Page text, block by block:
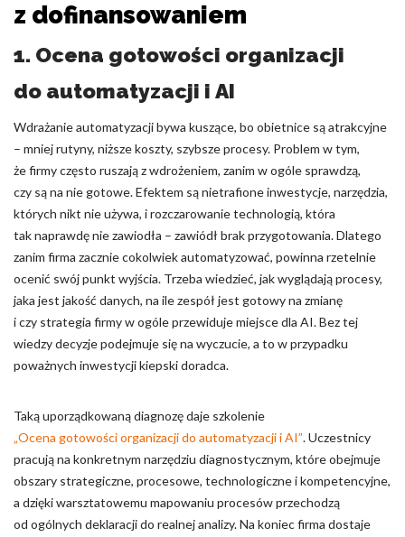
z dofinansowaniem
1. Ocena gotowości organizacji
do automatyzacji i AI
Wdrażanie automatyzacji bywa kuszące, bo obietnice są atrakcyjne
– mniej rutyny, niższe koszty, szybsze procesy. Problem w tym,
że firmy często ruszają z wdrożeniem, zanim w ogóle sprawdzą,
czy są na nie gotowe. Efektem są nietrafione inwestycje, narzędzia,
których nikt nie używa, i rozczarowanie technologią, która
tak naprawdę nie zawiodła – zawiódł brak przygotowania. Dlatego
zanim firma zacznie cokolwiek automatyzować, powinna rzetelnie
ocenić swój punkt wyjścia. Trzeba wiedzieć, jak wyglądają procesy,
jaka jest jakość danych, na ile zespół jest gotowy na zmianę
i czy strategia firmy w ogóle przewiduje miejsce dla AI. Bez tej
wiedzy decyzje podejmuje się na wyczucie, a to w przypadku
poważnych inwestycji kiepski doradca.
Taką uporządkowaną diagnozę daje szkolenie
„Ocena gotowości organizacji do automatyzacji i AI”. Uczestnicy
pracują na konkretnym narzędziu diagnostycznym, które obejmuje
obszary strategiczne, procesowe, technologiczne i kompetencyjne,
a dzięki warsztatowemu mapowaniu procesów przechodzą
od ogólnych deklaracji do realnej analizy. Na koniec firma dostaje